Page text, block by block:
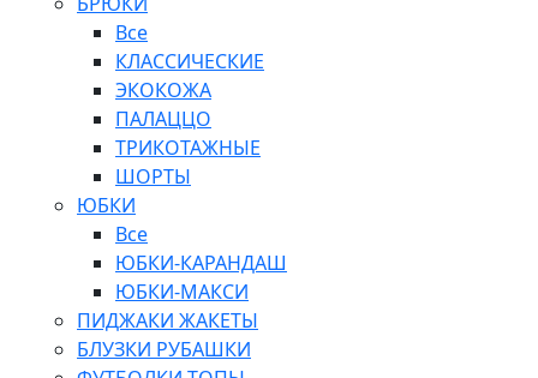
Все
КЛАССИЧЕСКИЕ
ЭКОКОЖА
ПАЛАЦЦО
ТРИКОТАЖНЫЕ
ШОРТЫ
ЮБКИ
Все
ЮБКИ-КАРАНДАШ
ЮБКИ-МАКСИ
ПИДЖАКИ ЖАКЕТЫ
БЛУЗКИ РУБАШКИ